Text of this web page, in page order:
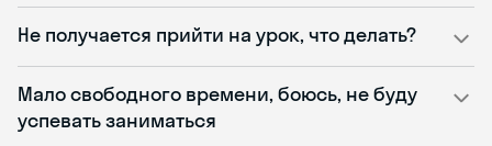
Не получается прийти на урок, что делать?
Мало свободного времени, боюсь, не буду
успевать заниматься